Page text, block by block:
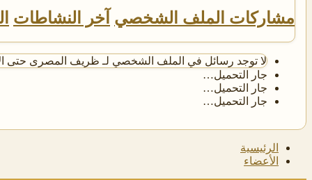
مشاركات الملف الشخصي آخر النشاطات
لا توجد رسائل في الملف الشخصي لـ ظريف المصرى حتى
جار التحميل…
جار التحميل…
جار التحميل…
الرئيسية
الأعضاء